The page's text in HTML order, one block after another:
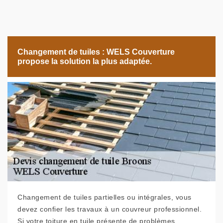
Changement de tuiles : WELS Couverture
propose la solution la plus adaptée.
Changement de tuiles partielles ou intégrales, vous
devez confier les travaux à un couvreur professionnel.
Si votre toiture en tuile présente de problèmes